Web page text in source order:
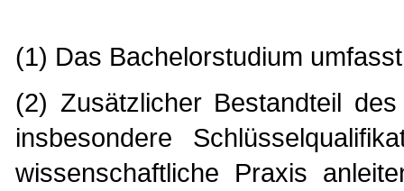
(1) Das Bachelorstudium
(2) Zusätzlicher Bestandteil
insbesondere
wissenschaftliche Praxis